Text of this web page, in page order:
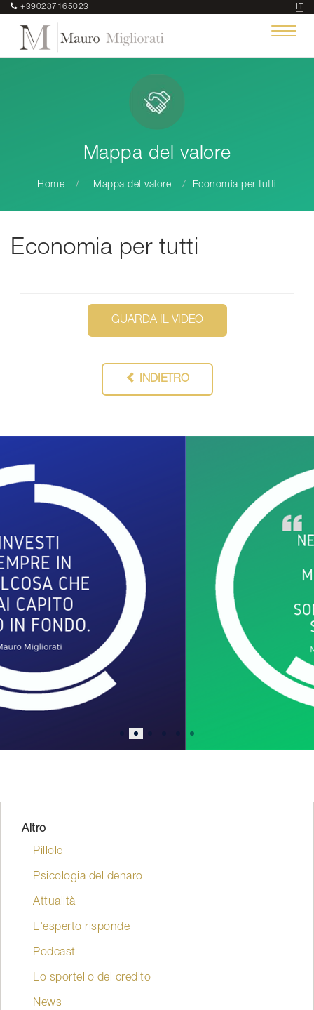
+390287165023
Toggle
Mappa del valore
Home Mappa del valore Economia per tutti
Economia per tutti
GUARDA IL VIDEO
INDIETRO
Altro
Pillole
Psicologia del denaro
Attualità
L'esperto risponde
Podcast
Lo sportello del credito
News